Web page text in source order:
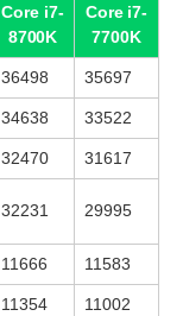
Core i7-
8700K
Core i7-
7700K
36498 35697
34638 33522
32470 31617
32231 29995
11666 11583
11354 11002